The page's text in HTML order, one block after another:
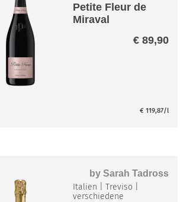
Petite Fleur de
Miraval
€89,90
€ 119,87/l
by Sarah Tadross
Italien |Treviso
verschiedene